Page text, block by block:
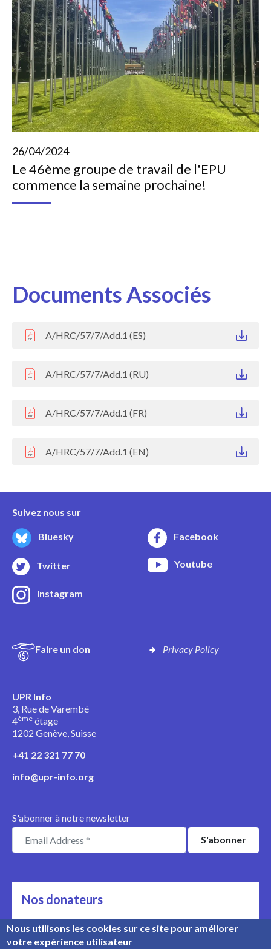
26/04/2024
Le 46ème groupe de travail de l'EPU
commence la semaine prochaine!
Documents Associés
A/HRC/57/7/Add.1 (ES)
A/HRC/57/7/Add.1 (RU)
A/HRC/57/7/Add.1 (FR)
A/HRC/57/7/Add.1 (EN)
Suivez nous sur
Bluesky Facebook
Twitter Youtube
Instagram
Faire un don Privacy Policy
UPR Info
3, Rue de Varembé
4ème étage
1202 Genève, Suisse
+41 22 321 77 70
info@upr-info.org
S'abonner à notre newsletter
Nos donateurs
Ils nous soutiennent
Rencontrez nos donateurs
Nous utilisons les cookies sur ce site pour améliorer
votre expérience utilisateur